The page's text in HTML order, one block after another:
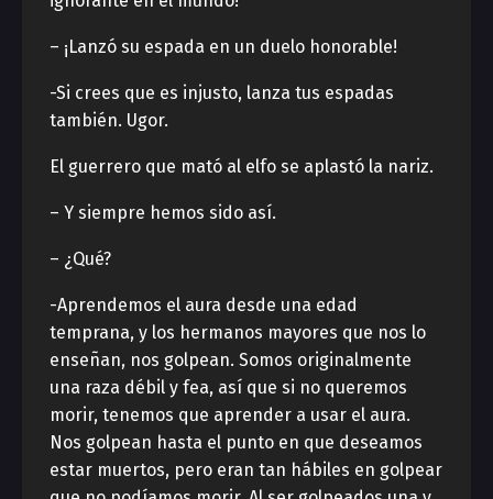
– ¡Lanzó su espada en un duelo honorable!
-Si crees que es injusto, lanza tus espadas
también. Ugor.
El guerrero que mató al elfo se aplastó la nariz.
– Y siempre hemos sido así.
– ¿Qué?
-Aprendemos el aura desde una edad
temprana, y los hermanos mayores que nos lo
enseñan, nos golpean. Somos originalmente
una raza débil y fea, así que si no queremos
morir, tenemos que aprender a usar el aura.
Nos golpean hasta el punto en que deseamos
estar muertos, pero eran tan hábiles en golpear